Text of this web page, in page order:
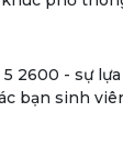
5 2600 - sự
bạn sinh